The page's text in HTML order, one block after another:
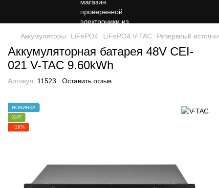
Аккумуляторы LiFePO4 LiFePO4 V-TAC Резервный
Аккумуляторная батарея 48V CEI-
021 V-TAC 9.60kWh
Артикул: 11523 Оставить отзыв
НОВИНКА
ХИТ
−19%